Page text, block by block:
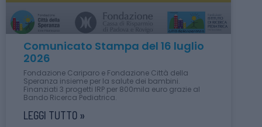
Comunicato Stampa del 16 luglio
2026
Fondazione Cariparo e Fondazione Città della
Speranza insieme per la salute dei bambini.
Finanziati 3 progetti IRP per 800mila euro grazie al
Bando Ricerca Pediatrica.
LEGGI TUTTO »